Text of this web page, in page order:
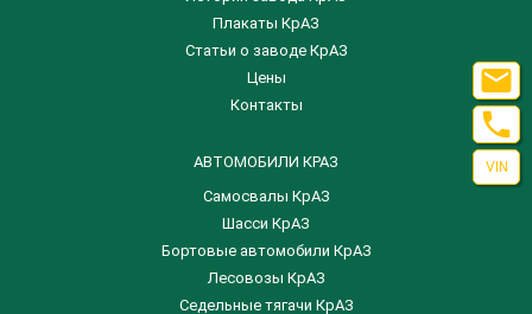
Плакаты КрАЗ
Статьи о заводе КрАЗ
Цены
Контакты
АВТОМОБИЛИ КРАЗ
Самосвалы КрАЗ
Шасси КрАЗ
Бортовые автомобили КрАЗ
Лесовозы КрАЗ
Седельные тягачи КрАЗ


VIN